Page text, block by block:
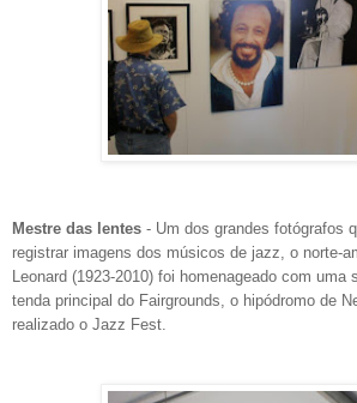
Mestre das lentes - Um dos grandes fotógrafos
registrar imagens dos músicos de jazz, o norte-
Leonard (1923-2010) foi homenageado com
tenda principal do Fairgrounds, o hipódromo de
realizado o Jazz Fest.